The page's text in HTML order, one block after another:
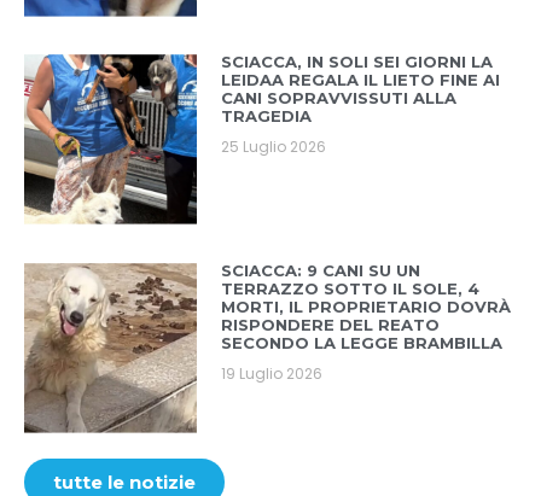
SCIACCA, IN SOLI SEI GIORNI LA
LEIDAA REGALA IL LIETO FINE AI
CANI SOPRAVVISSUTI ALLA
TRAGEDIA
25 Luglio 2026
SCIACCA: 9 CANI SU UN
TERRAZZO SOTTO IL SOLE, 4
MORTI, IL PROPRIETARIO DOVRÀ
RISPONDERE DEL REATO
SECONDO LA LEGGE BRAMBILLA
19 Luglio 2026
tutte le notizie